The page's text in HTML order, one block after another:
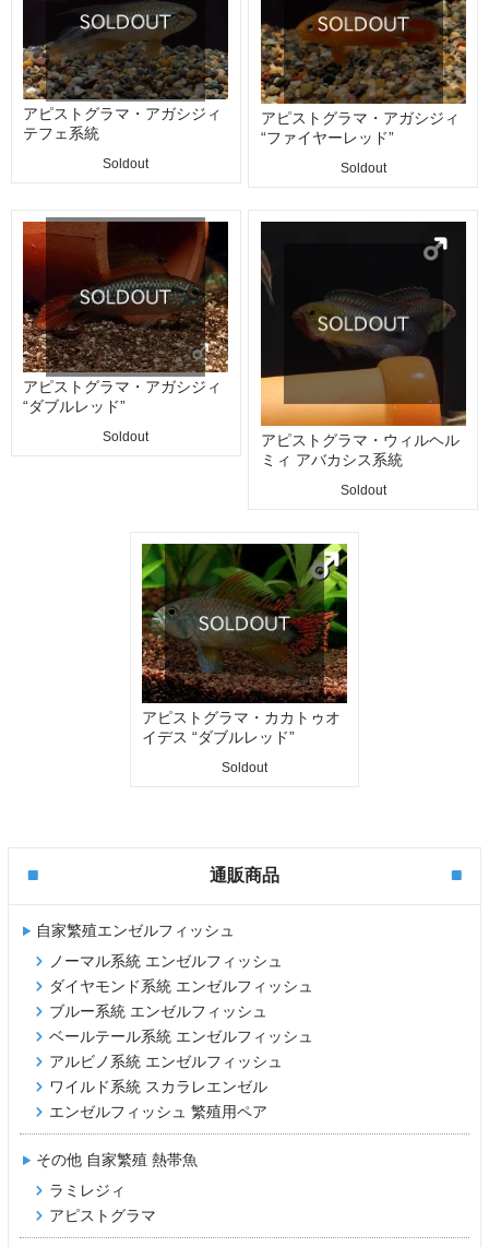
アピストグラマ・アガシジィ
テフェ系統
Soldout
アピストグラマ・アガシジィ
“ファイヤーレッド”
Soldout
アピストグラマ・アガシジィ
“ダブルレッド”
Soldout
アピストグラマ・ウィルヘル
ミィ アバカシス系統
Soldout
アピストグラマ・カカトゥオ
イデス “ダブルレッド”
Soldout
通販商品
自家繁殖エンゼルフィッシュ
ノーマル系統 エンゼルフィッシュ
ダイヤモンド系統 エンゼルフィッシュ
ブルー系統 エンゼルフィッシュ
ベールテール系統 エンゼルフィッシュ
アルビノ系統 エンゼルフィッシュ
ワイルド系統 スカラレエンゼル
エンゼルフィッシュ 繁殖用ペア
その他 自家繁殖 熱帯魚
ラミレジィ
アピストグラマ